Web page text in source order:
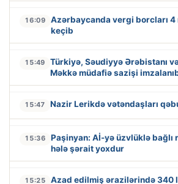
16:09
Azərbaycanda vergi borcları 4
keçib
15:49
Türkiyə, Səudiyyə Ərəbistanı
Məkkə müdafiə sazişi
15:47 Nazir Lerikdə vətəndaşları
15:36
Paşinyan: Aİ-yə üzvlüklə bağlı
hələ şərait yoxdur
15:25 Azad edilmiş ərazilərində 340